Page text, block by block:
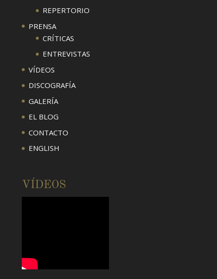
REPERTORIO
PRENSA
CRÍTICAS
ENTREVISTAS
VÍDEOS
DISCOGRAFÍA
GALERÍA
EL BLOG
CONTACTO
ENGLISH
VÍDEOS